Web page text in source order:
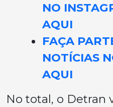
NO
AQUI
FAÇA
NOTÍCIAS
AQUI
No total, o Detran